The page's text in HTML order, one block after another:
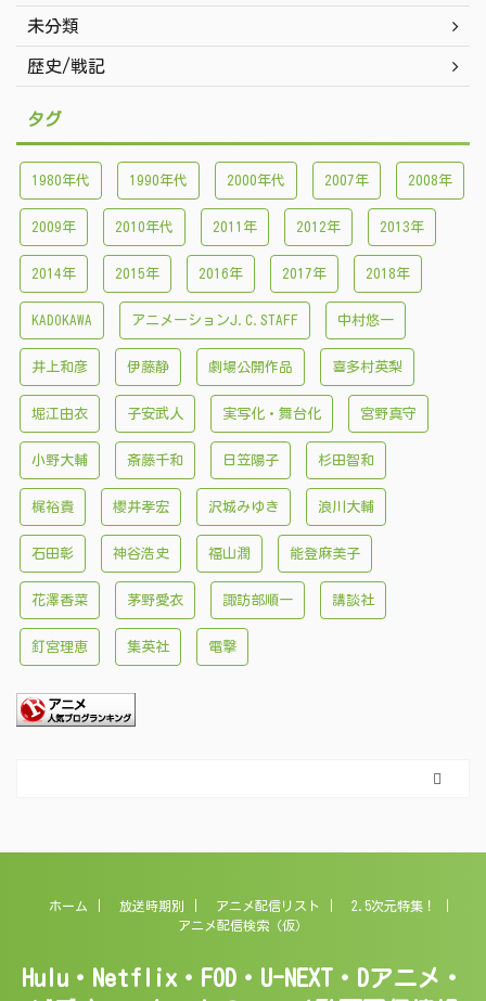
未分類
歴史/戦記
タグ
1980年代 1990年代 2000年代 2007年 2008年
2009年 2010年代 2011年 2012年 2013年
2014年 2015年 2016年 2017年 2018年
KADOKAWA アニメーションJ.C.STAFF 中村悠一
井上和彦 伊藤静 劇場公開作品 喜多村英梨
堀江由衣 子安武人 実写化・舞台化 宮野真守
小野大輔 斎藤千和 日笠陽子 杉田智和
梶裕貴 櫻井孝宏 沢城みゆき 浪川大輔
石田彰 神谷浩史 福山潤 能登麻美子
花澤香菜 茅野愛衣 諏訪部順一 講談社
釘宮理恵 集英社 電撃
ホーム 放送時期別 アニメ配信リスト
2.5次元特集！
アニメ配信検索（仮）
Hulu・Netflix・FOD・U-NEXT・Dアニメ・